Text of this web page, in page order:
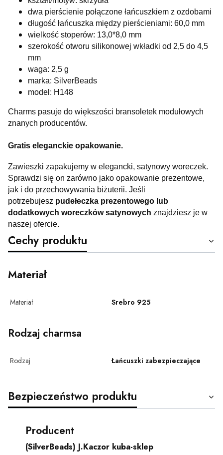
dwa pierścienie połączone łańcuszkiem z ozdobami
długość łańcuszka między pierścieniami: 60,0 mm
wielkość stoperów: 13,0*8,0 mm
szerokość otworu silikonowej wkładki od 2,5 do 4,5
mm
waga: 2,5 g
marka: SilverBeads
model: H148
Charms pasuje do większości bransoletek modułowych
znanych producentów.
Gratis eleganckie opakowanie.
Zawieszki zapakujemy w elegancki, satynowy woreczek.
Sprawdzi się on zarówno jako opakowanie prezentowe,
jak i do przechowywania biżuterii. Jeśli
potrzebujesz pudełeczka prezentowego lub
dodatkowych woreczków satynowych znajdziesz je w
naszej ofercie.
Cechy produktu
Materiał
Materiał Srebro 925
Rodzaj charmsa
Rodzaj Łańcuszki zabezpieczające
Bezpieczeństwo produktu
Producent
(SilverBeads) J.Kaczor kuba-sklep